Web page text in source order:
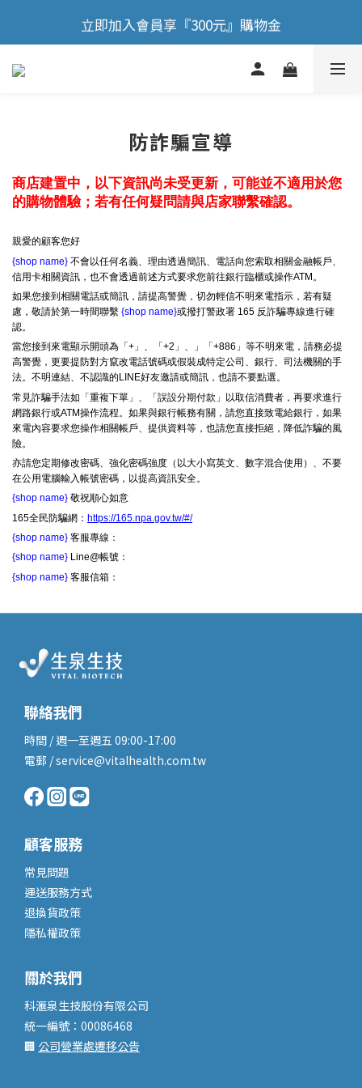
🎉 歡慶88節，滿額送膠原蛋白正貨！！
立即加入會員享『300元』購物金
🎉 歡慶88節，滿額送膠原蛋白正貨！！
防詐騙宣導
商店建置中，以下資訊尚未受更新，可能並不適用於您
的購物體驗；若有任何疑問請與店家聯繫確認。
親愛的顧客您好
{shop name} 不會以任何名義、理由透過簡訊、電話向您索取相關金融帳戶、
信用卡相關資訊，也不會透過前述方式要求您前往銀行臨櫃或操作ATM。
如果您接到相關電話或簡訊，請提高警覺，切勿輕信不明來電指示，若有疑
慮，敬請於第一時間聯繫 {shop name}或撥打警政署 165 反詐騙專線進行確
認。
當您接到來電顯示開頭為「+」、「+2」、」「+886」等不明來電，請務必提
高警覺，更要提防對方竄改電話號碼或假裝成特定公司、銀行、司法機關的手
法。不明連結、不認識的LINE好友邀請或簡訊，也請不要點選。
常見詐騙手法如「重複下單」、「誤設分期付款」以取信消費者，再要求進行
網路銀行或ATM操作流程。如果與銀行帳務有關，請您直接致電給銀行，如果
來電內容要求您操作相關帳戶、提供資料等，也請您直接拒絕，降低詐騙的風
險。
亦請您定期修改密碼、強化密碼強度（以大小寫英文、數字混合使用）、不要
在公用電腦輸入帳號密碼，以提高資訊安全。
{shop name} 敬祝順心如意
165全民防騙網： https://165.npa.gov.tw/#/
{shop name} 客服專線：
{shop name} Line@帳號：
{shop name} 客服信箱：
聯絡我們
時間 / 週一至週五 09:00-17:00
電郵 / service@vitalhealth.com.tw
顧客服務
常見問題
運送服務方式
退換貨政策
隱私權政策
關於我們
科滙泉生技股份有限公司
統一編號：00086468
🏢 公司營業處遷移公告